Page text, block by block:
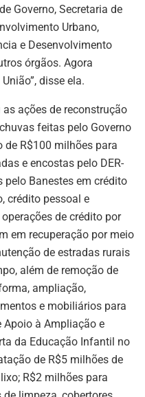
Governo, Secretaria de
Urbano,
e Desenvolvimento
órgãos. Agora
disse ela.
ações de reconstrução
feitas pelo Governo
de R$100 milhões para
e encostas pelo DER-
pelo Banestes em crédito
crédito pessoal e
de crédito por
em recuperação por meio
de estradas rurais
além de remoção de
ampliação,
e mobiliários para
Apoio à Ampliação e
da Educação Infantil no
de R$5 milhões de
R$2 milhões para